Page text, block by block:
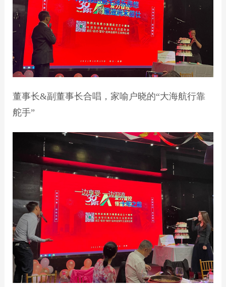
董事长&副董事长合唱，家喻户晓的“大海航行靠
舵手”